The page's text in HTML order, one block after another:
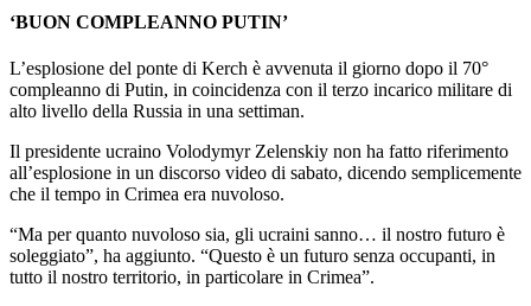
‘BUON COMPLEANNO PUTIN’
L’esplosione del ponte di Kerch è avvenuta il giorno dopo il 70°
compleanno di Putin, in coincidenza con il terzo incarico militare di
alto livello della Russia in una settiman.
Il presidente ucraino Volodymyr Zelenskiy non ha fatto riferimento
all’esplosione in un discorso video di sabato, dicendo semplicemente
che il tempo in Crimea era nuvoloso.
“Ma per quanto nuvoloso sia, gli ucraini sanno… il nostro futuro è
soleggiato”, ha aggiunto. “Questo è un futuro senza occupanti, in
tutto il nostro territorio, in particolare in Crimea”.